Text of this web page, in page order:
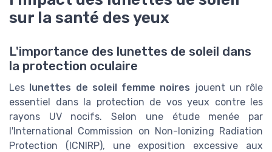
sur la santé des yeux
L'importance des lunettes de soleil dans
la protection oculaire
Les lunettes de soleil femme noires jouent un rôle
essentiel dans la protection de vos yeux contre les
rayons UV nocifs. Selon une étude menée par
l'International Commission on Non-Ionizing Radiation
Protection (ICNIRP), une exposition excessive aux